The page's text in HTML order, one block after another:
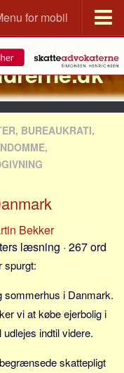
for mobil
BUREAUKRATI,
Bekker
læsning · 267 ord
spurgt:
sommerhus i Danmark.
vi at købe ejerbolig i
indtil videre.
skattepligt